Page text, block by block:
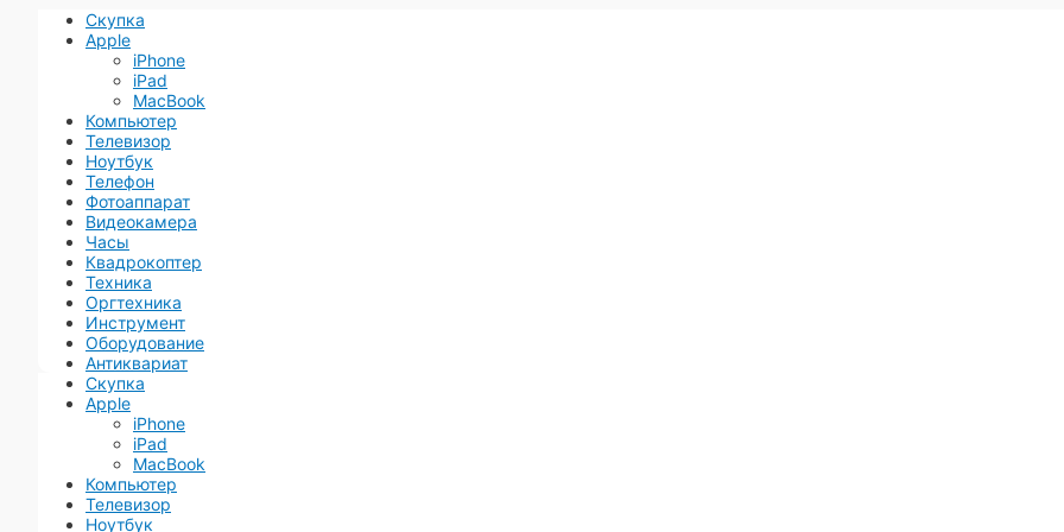
Также можно посетить наш офис. Мы находимся в 30 метрах от станции метро Кузьминки. Здесь проведем анализ
договор.
Оформляйте заявку на выкуп сейчас. И уже через 60 секунду будете знать стоимость своего телефона.
Скупка
Apple
iPhone
iPad
MacBook
Компьютер
Телевизор
Ноутбук
Телефон
Фотоаппарат
Видеокамера
Часы
Квадрокоптер
Техника
Оргтехника
Инструмент
Оборудование
Антиквариат
Скупка
Apple
iPhone
iPad
MacBook
Компьютер
Телевизор
Ноутбук